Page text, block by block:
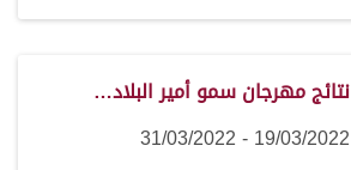
نتائج مهرجان سمو أمير البلاد…
19/03/2022 - 31/03/2022